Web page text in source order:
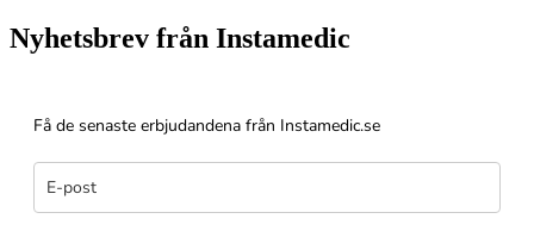
Nyhetsbrev från Instamedic
Få de senaste erbjudandena från Instamedic.se